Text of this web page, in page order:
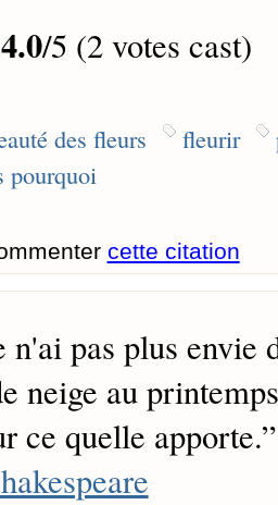
4.0/5 (2 votes cast)
des fleurs fleurir
pourquoi
cette citation
pas plus envie
neige au
ce quelle apporte.”